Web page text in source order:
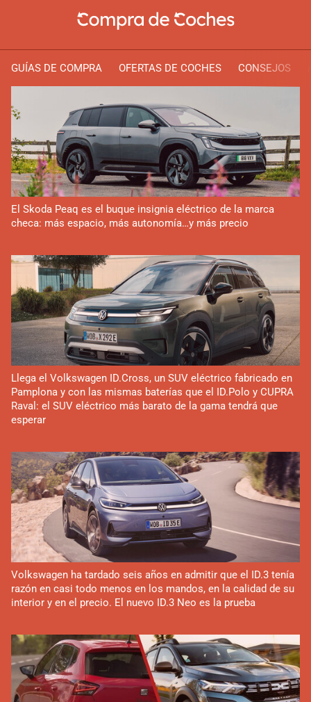
GUÍAS DE COMPRA OFERTAS DE COCHES CONSEJOS
El Skoda Peaq es el buque insignia eléctrico de la marca
checa: más espacio, más autonomía…y más precio
Llega el Volkswagen ID.Cross, un SUV eléctrico fabricado en
Pamplona y con las mismas baterías que el ID.Polo y CUPRA
Raval: el SUV eléctrico más barato de la gama tendrá que
esperar
Volkswagen ha tardado seis años en admitir que el ID.3 tenía
razón en casi todo menos en los mandos, en la calidad de su
interior y en el precio. El nuevo ID.3 Neo es la prueba